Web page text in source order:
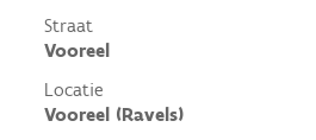
Straat
Vooreel
Locatie
Vooreel (Ravels)